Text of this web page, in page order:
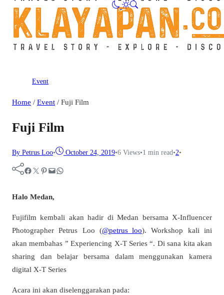
Event
Home / Event / Fuji Film
Fuji Film
By Petrus Loo• October 24, 2019•6 Views•1 min read•2•
Facebook Twitter Pinterest Mail WhatsApp
Halo Medan,
Fujifilm kembali akan hadir di Medan bersama X-Influencer
Photographer Petrus Loo (@petrus_loo). Workshop kali ini
akan membahas ” Experiencing X-T Series “. Di sana kita akan
sharing dan belajar bersama dalam menggunakan kamera
digital X-T Series
Acara ini akan diselenggarakan pada: